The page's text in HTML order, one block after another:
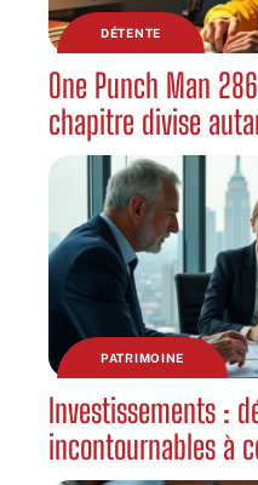
DÉTENTE
One Punch Man
chapitre divise
PATRIMOINE
Investissements :
incontournables à